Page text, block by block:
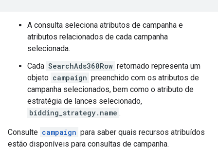
A consulta seleciona atributos de campanha e
atributos relacionados de cada campanha
selecionada.
Cada SearchAds360Row retornado representa um
objeto campaign preenchido com os atributos de
campanha selecionados, bem como o atributo de
estratégia de lances selecionado,
bidding_strategy.name .
Consulte campaign para saber quais recursos atribuídos
estão disponíveis para consultas de campanha.